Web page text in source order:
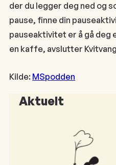
der du legger deg ned og
pause, finne din
pauseaktivitet er å gå deg
en kaffe, avslutter
Kilde: MSpodden
Aktuelt